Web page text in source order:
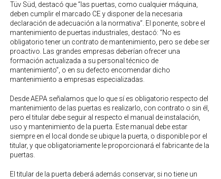
Tüv Süd, destacó que “las puertas, como cualquier máquina,
deben cumplir el marcado CE y disponer de la necesaria
declaración de adecuación a la normativa”. El ponente, sobre el
mantenimiento de puertas industriales, destacó: “No es
obligatorio tener un contrato de mantenimiento, pero se debe ser
proactivo. Las grandes empresas deberían ofrecer una
formación actualizada a su personal técnico de
mantenimiento”, o en su defecto encomendar dicho
mantenimiento a empresas especializadas.
Desde AEPA señalamos que lo que sí es obligatorio respecto del
mantenimiento de las puertas es realizarlo, con contrato o sin él,
pero el titular debe seguir al respecto el manual de instalación,
uso y mantenimiento de la puerta. Este manual debe estar
siempre en el local donde se ubique la puerta, o disponible por el
titular, y que obligatoriamente le proporcionará el fabricante de la
puertas.
El titular de la puerta deberá además conservar, si no tiene un